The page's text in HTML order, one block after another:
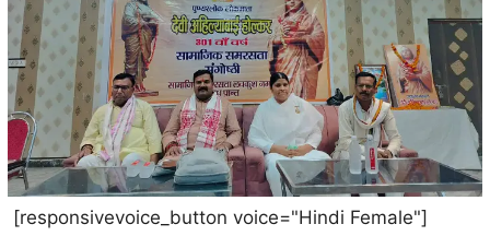
[responsivevoice_button voice="Hindi Female"]